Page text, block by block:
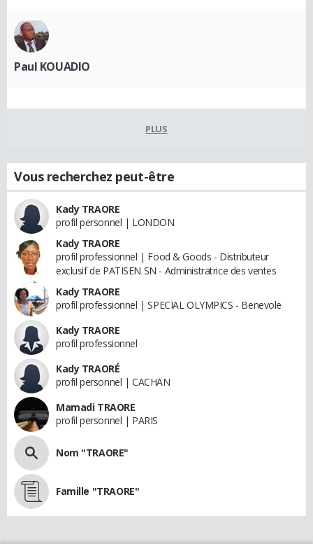
Paul KOUADIO
PLUS
Vous recherchez peut-être
Kady TRAORE
profil personnel | LONDON
Kady TRAORE
profil professionnel | Food & Goods - Distributeur
exclusif de PATISEN SN - Administratrice des ventes
Kady TRAORE
profil professionnel | SPECIAL OLYMPICS - Benevole
Kady TRAORE
profil professionnel
Kady TRAORÉ
profil personnel | CACHAN
Mamadi TRAORE
profil personnel | PARIS
Nom "TRAORE"
Famille "TRAORE"